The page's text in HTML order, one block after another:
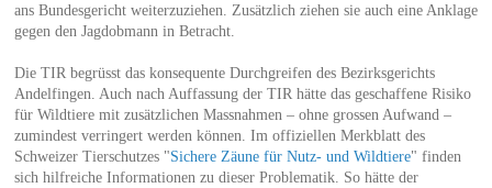
ans Bundesgericht weiterzuziehen. Zusätzlich ziehen sie auch eine Anklage
gegen den Jagdobmann in Betracht.
Die TIR begrüsst das konsequente Durchgreifen des Bezirksgerichts
Andelfingen. Auch nach Auffassung der TIR hätte das geschaffene Risiko
für Wildtiere mit zusätzlichen Massnahmen – ohne grossen Aufwand –
zumindest verringert werden können. Im offiziellen Merkblatt des
Schweizer Tierschutzes "Sichere Zäune für Nutz- und Wildtiere" finden
sich hilfreiche Informationen zu dieser Problematik. So hätte der